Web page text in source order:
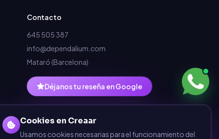
Contacto
645 505 387
info@dependalium.com
Mataró (Barcelona)
Déjanos tu reseña en Google
Cookies en Creaar
Usamos cookies necesarias para el funcionamiento del